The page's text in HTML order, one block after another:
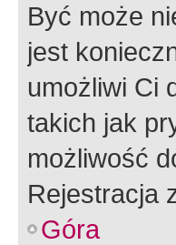
Być może
jest
umożliwi Ci
takich jak
możliwość
Rejestracja
Góra